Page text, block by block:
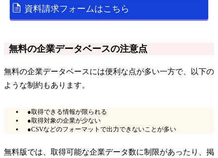
資料請求フォームはこちら
無料の企業データベースの注意点
無料の企業データベースには便利な点が多い一方で、以下の
ような制約もあります。
●取得できる情報が限られる
●取得対象の企業が少ない
●CSVなどのフォーマットで出力できないことが多い
無料版では、取得可能な企業データ数に制限があったり、掲